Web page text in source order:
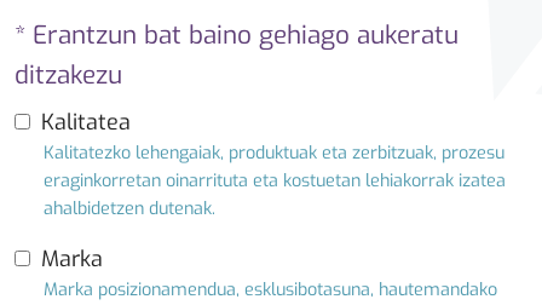
* Erantzun bat baino gehiago aukeratu
ditzakezu
Kalitatea
Kalitatezko lehengaiak, produktuak eta zerbitzuak, prozesu
eraginkorretan oinarrituta eta kostuetan lehiakorrak izatea
ahalbidetzen dutenak.
Marka
Marka posizionamendua, esklusibotasuna, hautemandako